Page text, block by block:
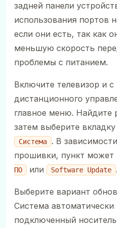
задней панели
использования портов
если они есть, так как
меньшую скорость
проблемы с питанием.
Включите телевизор и
дистанционного
главное меню. Найдите
затем выберите вкладку
Система
. В
прошивки, пункт может
ПО
или Software Update .
Выберите вариант
Система автоматически
подключенный